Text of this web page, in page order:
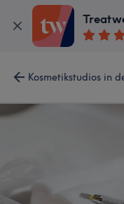
Kosmetikstudios in